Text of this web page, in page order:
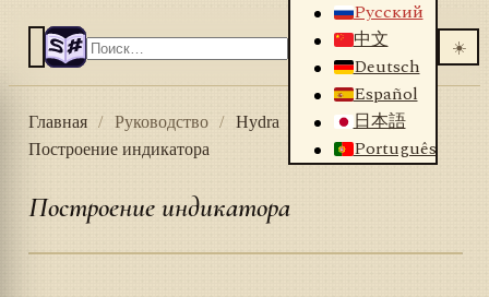
Русский
中文
Deutsch
Español
日本語
Português
☀️
Главная / Руководство / Hydra Видео
/
Построение индикатора
Построение индикатора